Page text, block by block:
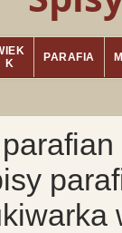
K
PARAFIA